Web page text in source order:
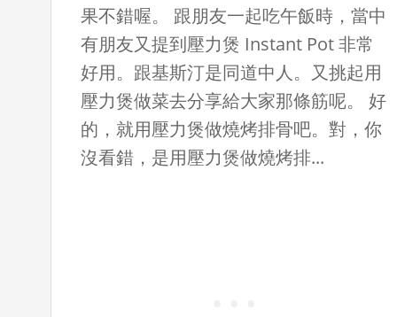
果不錯喔。 跟朋友一起吃午飯時，當中
有朋友又提到壓力煲 Instant Pot 非常
好用。跟基斯汀是同道中人。又挑起用
壓力煲做菜去分享給大家那條筋呢。 好
的，就用壓力煲做燒烤排骨吧。對，你
沒看錯，是用壓力煲做燒烤排...